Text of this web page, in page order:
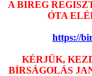
A BIREG
ÓTA
https://
KÉRJÜK,
BÍRSÁGOLÁS